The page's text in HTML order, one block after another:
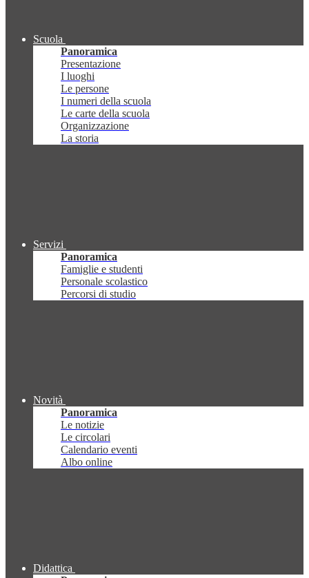
Scuola
Panoramica
Presentazione
I luoghi
Le persone
I numeri della scuola
Le carte della scuola
Organizzazione
La storia
Servizi
Panoramica
Famiglie e studenti
Personale scolastico
Percorsi di studio
Novità
Panoramica
Le notizie
Le circolari
Calendario eventi
Albo online
Didattica